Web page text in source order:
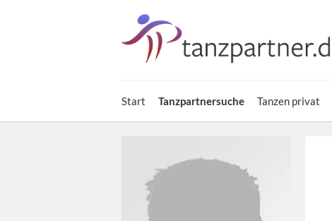
Start Tanzpartnersuche Tanzen privat